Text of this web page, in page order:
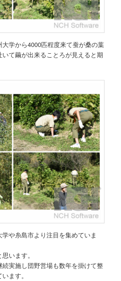
学から4000匹程度来て蚕が桑の葉
て繭が出来ることろが見えると期
や糸島市より注目を集めていま
います。
実施し団野営場も数年を掛けて整
ます。